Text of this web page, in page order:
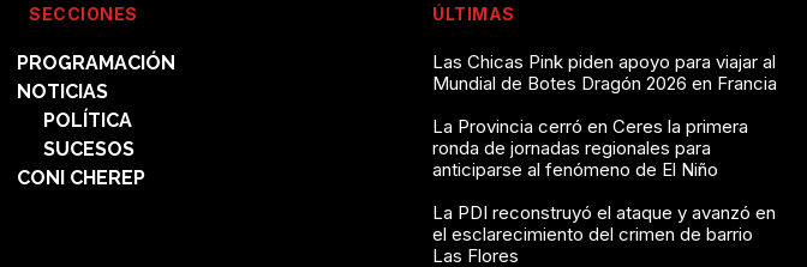
SECCIONES
PROGRAMACIÓN
NOTICIAS
POLÍTICA
SUCESOS
CONI CHEREP
ÚLTIMAS
Las Chicas Pink piden apoyo para viajar al
Mundial de Botes Dragón 2026 en Francia
La Provincia cerró en Ceres la primera
ronda de jornadas regionales para
anticiparse al fenómeno de El Niño
La PDI reconstruyó el ataque y avanzó en
el esclarecimiento del crimen de barrio
Las Flores